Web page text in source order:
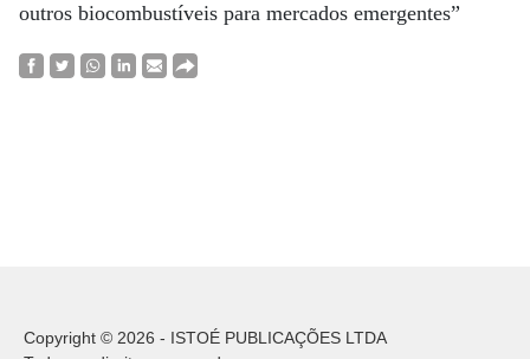
outros biocombustíveis para mercados emergentes”
Copyright © 2026 - ISTOÉ PUBLICAÇÕES LTDA